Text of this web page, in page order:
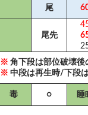
尾
尾先
※ 角下段は部位破壊後
※ 中段は再生時/下段
毒 ○ 睡